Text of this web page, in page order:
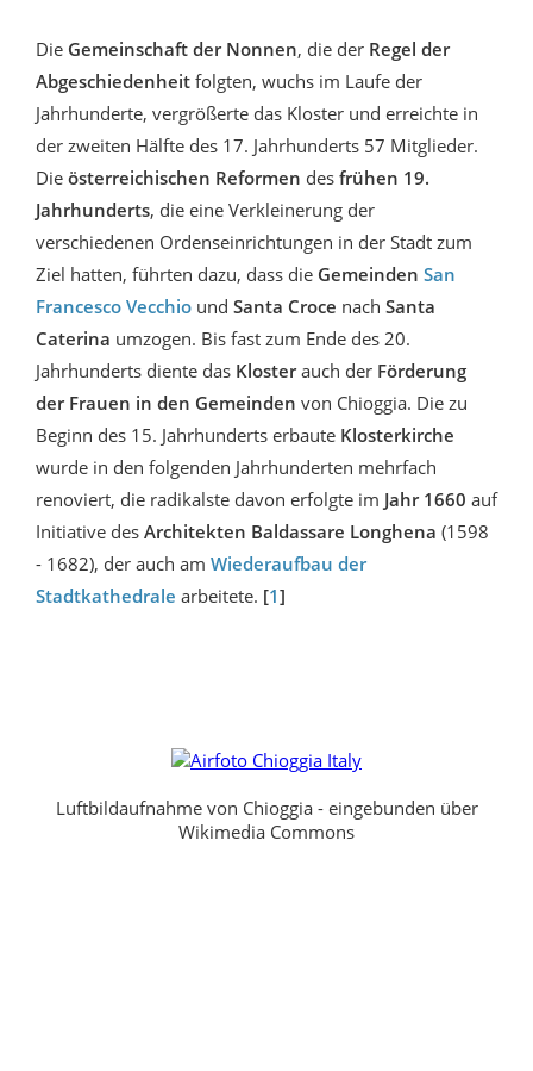
Die Gemeinschaft der Nonnen, die der Regel der
Abgeschiedenheit folgten, wuchs im Laufe der
Jahrhunderte, vergrößerte das Kloster und erreichte in
der zweiten Hälfte des 17. Jahrhunderts 57 Mitglieder.
Die österreichischen Reformen des frühen 19.
Jahrhunderts, die eine Verkleinerung der
verschiedenen Ordenseinrichtungen in der Stadt zum
Ziel hatten, führten dazu, dass die Gemeinden San
Francesco Vecchio und Santa Croce nach Santa
Caterina umzogen. Bis fast zum Ende des 20.
Jahrhunderts diente das Klosterauch der Förderung
der Frauen in den Gemeinden von Chioggia. Die zu
Beginn des 15. Jahrhunderts erbaute Klosterkirche
wurde in den folgenden Jahrhunderten mehrfach
renoviert, die radikalste davon erfolgte im Jahr 1660 auf
Initiative des Architekten Baldassare Longhena (1598
- 1682), der auch am Wiederaufbau der
Stadtkathedrale arbeitete. [1]
Luftbildaufnahme von Chioggia - eingebunden über
Wikimedia Commons